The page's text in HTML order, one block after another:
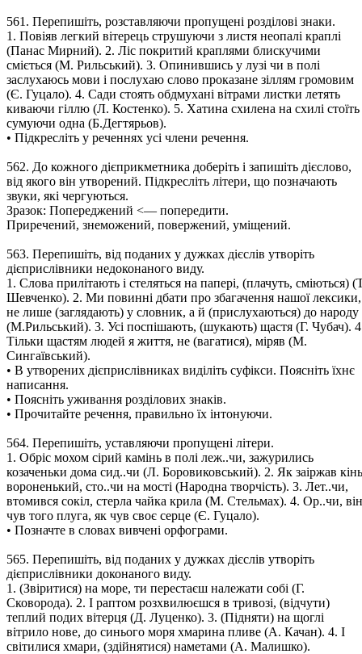
561. Перепишіть, розставляючи пропущені розділові знаки.
1. Повіяв легкий вітерець струшуючи з листя неопалі краплі
(Панас Мирний). 2. Ліс покритий краплями блискучими
сміється (М. Рильський). 3. Опинившись у лузі чи в полі
заслухаюсь мови і послухаю слово проказане зіллям громовим
(Є. Гуцало). 4. Сади стоять обдмухані вітрами листки летять
киваючи гіллю (Л. Костенко). 5. Хатина схилена на схилі стоїть
сумуючи одна (Б.Дегтярьов).
• Підкресліть у реченнях усі члени речення.
562. До кожного дієприкметника доберіть і запишіть дієслово,
від якого він утворений. Підкресліть літери, що позначають
звуки, які чергуються.
Зразок: Попереджений <— попередити.
Приречений, знеможений, повержений, уміщений.
563. Перепишіть, від поданих у дужках дієслів утворіть
дієприслівники недоконаного виду.
1. Слова прилітають і стеляться на папері, (плачуть, сміються)
Шевченко). 2. Ми повинні дбати про збагачення нашої лексики,
не лише (заглядають) у словник, а й (прислухаються) до народу
(М.Рильський). 3. Усі поспішають, (шукають) щастя (Г. Чубач).
Тільки щастям людей я життя, не (вагатися), міряв (М.
Сингаївський).
• В утворених дієприслівниках виділіть суфікси. Поясніть їхнє
написання.
• Поясніть уживання розділових знаків.
• Прочитайте речення, правильно їх інтонуючи.
564. Перепишіть, уставляючи пропущені літери.
1. Обріс мохом сірий камінь в полі леж..чи, зажурились
козаченьки дома сид..чи (Л. Боровиковський). 2. Як заіржав кінь
вороненький, сто..чи на мості (Народна творчість). 3. Лет..чи,
втомився сокіл, стерла чайка крила (М. Стельмах). 4. Ор..чи, він
чув того плуга, як чув своє серце (Є. Гуцало).
• Позначте в словах вивчені орфограми.
565. Перепишіть, від поданих у дужках дієслів утворіть
дієприслівники доконаного виду.
1. (Звіритися) на море, ти перестаєш належати собі (Г.
Сковорода). 2. І раптом розхвилюєшся в тривозі, (відчути)
теплий подих вітерця (Д. Луценко). 3. (Підняти) на щоглі
вітрило нове, до синього моря хмарина пливе (А. Качан). 4. І
світилися хмари, (здійнятися) наметами (А. Малишко).